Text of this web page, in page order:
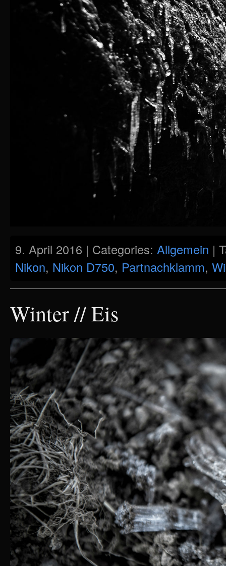
9. April 2016 | Categories: Allgemein |
Nikon, Nikon D750, Partnachklamm,
Winter // Eis